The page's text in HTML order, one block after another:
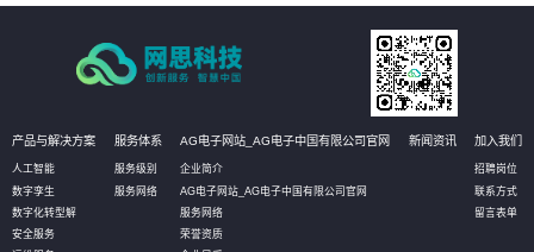
产品与解决方案
人工智能
数字孪生
数字化转型解
安全服务
服务体系
服务级别
服务网络
AG电子网站_AG电子中国有限公司官网
企业简介
AG电子网站_AG电子中国有限公司官网
服务网络
荣誉资质
新闻资讯 加入我们
招聘岗位
联系方式
留言表单